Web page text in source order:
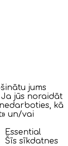
jums
jūs noraidāt
kā
un/vai
Essential
Šīs sīkdatnes